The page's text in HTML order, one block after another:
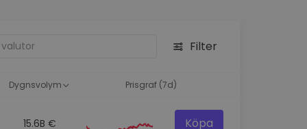
Filter
Dygnsvolym Prisgraf (7d)
15.6B € Köpa